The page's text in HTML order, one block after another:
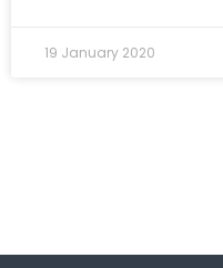
19 January 2020